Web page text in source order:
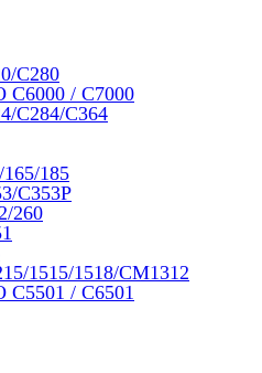
C280
C6000 / C7000
С284/С364
185
C353Р
260
1515/1518/CM1312
С5501 / С6501